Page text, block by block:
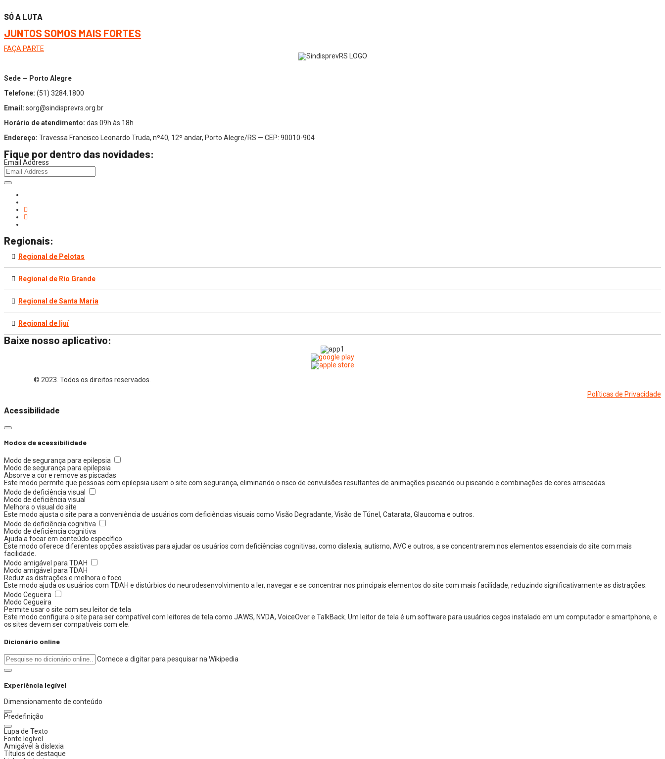
SÓ A LUTA
JUNTOS SOMOS MAIS FORTES
FAÇA PARTE
Sede — Porto Alegre
Telefone: (51) 3284.1800
Email: sorg@sindisprevrs.org.br
Horário de atendimento: das 09h às 18h
Endereço: Travessa Francisco Leonardo Truda, nº40, 12º andar, Porto Alegre/RS — CEP: 90010-904
Fique por dentro das novidades:
Email Address
Regionais:
Regional de Pelotas
Regional de Rio Grande
Regional de Santa Maria
Regional de Ijuí
Baixe nosso aplicativo:
© 2023. Todos os direitos reservados.
Políticas de Privacidade
Acessibilidade
Modos de acessibilidade
Modo de segurança para epilepsia
Modo de segurança para epilepsia
Absorve a cor e remove as piscadas
Este modo permite que pessoas com epilepsia usem o site com segurança, eliminando o risco de convulsões resultantes de animações piscando ou piscando e combinações de cores arriscadas.
Modo de deficiência visual
Modo de deficiência visual
Melhora o visual do site
Este modo ajusta o site para a conveniência de usuários com deficiências visuais como Visão Degradante, Visão de Túnel, Catarata, Glaucoma e outros.
Modo de deficiência cognitiva
Modo de deficiência cognitiva
Ajuda a focar em conteúdo específico
Este modo oferece diferentes opções assistivas para ajudar os usuários com deficiências cognitivas, como dislexia, autismo, AVC e outros, a se concentrarem nos elementos essenciais do site com mais
facilidade.
Modo amigável para TDAH
Modo amigável para TDAH
Reduz as distrações e melhora o foco
Este modo ajuda os usuários com TDAH e distúrbios do neurodesenvolvimento a ler, navegar e se concentrar nos principais elementos do site com mais facilidade, reduzindo significativamente as distrações.
Modo Cegueira
Modo Cegueira
Permite usar o site com seu leitor de tela
Este modo configura o site para ser compatível com leitores de tela como JAWS, NVDA, VoiceOver e TalkBack. Um leitor de tela é um software para usuários cegos instalado em um computador e smartphone, e
os sites devem ser compatíveis com ele.
Dicionário online
Comece a digitar para pesquisar na Wikipedia
Experiência legível
Dimensionamento de conteúdo
Predefinição
Lupa de Texto
Fonte legível
Amigável à dislexia
Títulos de destaque